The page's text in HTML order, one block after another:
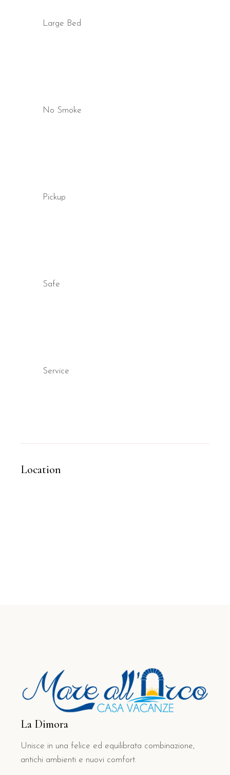
Large Bed
No Smoke
Pickup
Safe
Service
Location
La Dimora
Unisce in una felice ed equilibrata combinazione,
antichi ambienti e nuovi comfort.